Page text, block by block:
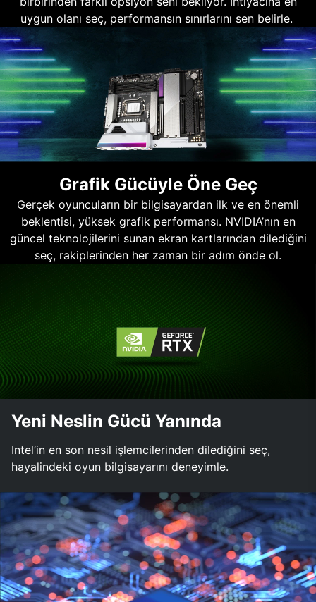
uygun olanı seç, performansın sınırlarını sen belirle.
Grafik Gücüyle Öne Geç
Gerçek oyuncuların bir bilgisayardan ilk ve en önemli
beklentisi, yüksek grafik performansı. NVIDIA’nın en
güncel teknolojilerini sunan ekran kartlarından dilediğini
seç, rakiplerinden her zaman bir adım önde ol.
Yeni Neslin Gücü Yanında
Intel’in en son nesil işlemcilerinden dilediğini seç,
hayalindeki oyun bilgisayarını deneyimle.